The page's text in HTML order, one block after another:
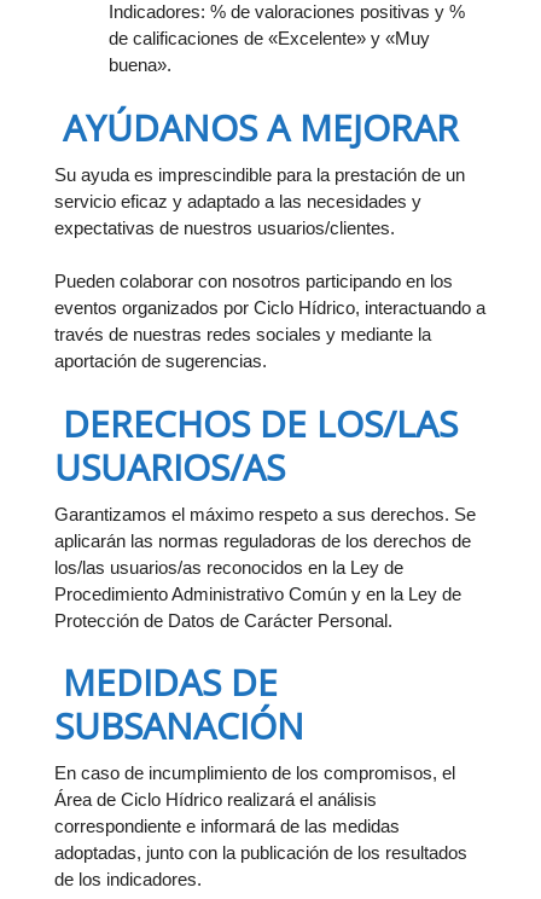
Indicadores: % de valoraciones positivas y %
de calificaciones de «Excelente» y «Muy
buena».
AYÚDANOS A MEJORAR
Su ayuda es imprescindible para la prestación de un
servicio eficaz y adaptado a las necesidades y
expectativas de nuestros usuarios/clientes.
Pueden colaborar con nosotros participando en los
eventos organizados por Ciclo Hídrico, interactuando a
través de nuestras redes sociales y mediante la
aportación de sugerencias.
DERECHOS DE LOS/LAS
USUARIOS/AS
Garantizamos el máximo respeto a sus derechos. Se
aplicarán las normas reguladoras de los derechos de
los/las usuarios/as reconocidos en la Ley de
Procedimiento Administrativo Común y en la Ley de
Protección de Datos de Carácter Personal.
MEDIDAS DE
SUBSANACIÓN
En caso de incumplimiento de los compromisos, el
Área de Ciclo Hídrico realizará el análisis
correspondiente e informará de las medidas
adoptadas, junto con la publicación de los resultados
de los indicadores.